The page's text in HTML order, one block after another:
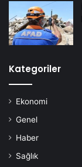
Kategoriler
Ekonomi
Genel
Haber
Sağlık